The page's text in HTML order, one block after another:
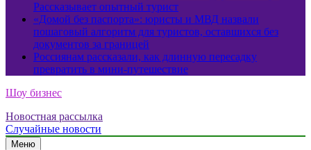
Рассказывает опытный турист
«Домой без паспорта»: юристы и МВД назвали
пошаговый алгоритм для туристов, оставшихся без
документов за границей
Россиянам рассказали, как длинную пересадку
превратить в мини-путешествие
Шоу бизнес
Новостная рассылка
Случайные новости
Меню